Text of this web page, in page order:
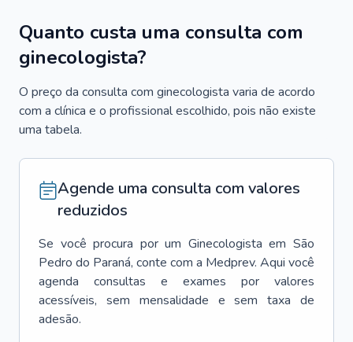
Quanto custa uma consulta com
ginecologista?
O preço da consulta com ginecologista varia de acordo
com a clínica e o profissional escolhido, pois não existe
uma tabela.
Agende uma consulta com valores
reduzidos
Se você procura por um Ginecologista em São
Pedro do Paraná, conte com a Medprev. Aqui você
agenda consultas e exames por valores
acessíveis, sem mensalidade e sem taxa de
adesão.